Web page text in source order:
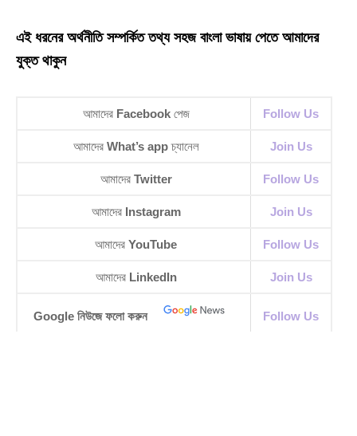
এই ধরনের অর্থনীতি সম্পর্কিত তথ্য সহজ বাংলা ভাষায় পেতে আমাদের
যুক্ত থাকুন
আমাদের Facebookপেজ Follow Us
আমাদের What’s appচ্যানেল Join Us
আমাদের Twitter Follow Us
আমাদের Instagram Join Us
আমাদের YouTube Follow Us
আমাদের LinkedIn Join Us
Google নিউজে ফলো করুন Follow Us